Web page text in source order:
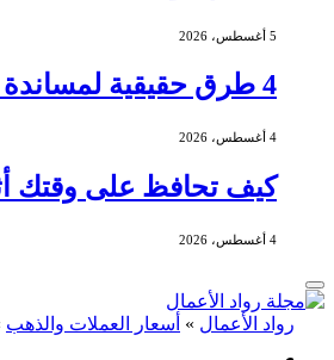
5 أغسطس، 2026
4 طرق حقيقية لمساندة زميل يمر بمحنة
4 أغسطس، 2026
كيف تحافظ على وقتك
4 أغسطس، 2026
رواد الأعمال» أسعار العملات والذهب